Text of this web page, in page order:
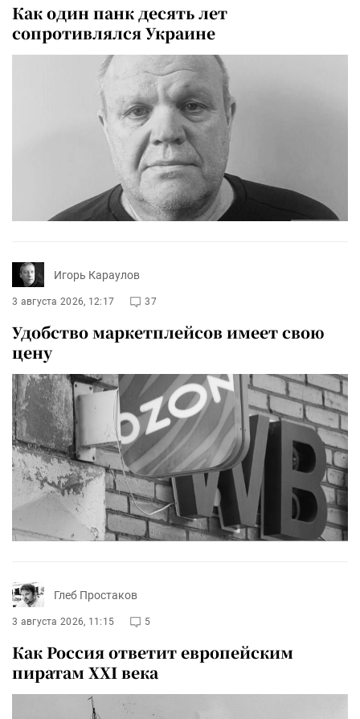
Как один панк десять лет
сопротивлялся Украине
Игорь Караулов
3 августа 2026, 12:17 37
Удобство маркетплейсов имеет свою
цену
Глеб Простаков
3 августа 2026, 11:15 5
Как Россия ответит европейским
пиратам XXI века